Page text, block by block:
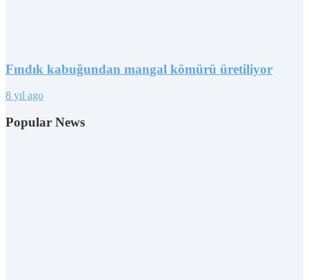
Fındık kabuğundan mangal kömürü üretiliyor
8 yıl ago
Popular News